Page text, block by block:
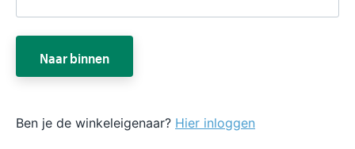
Naar binnen
Ben je de winkeleigenaar? Hier inloggen